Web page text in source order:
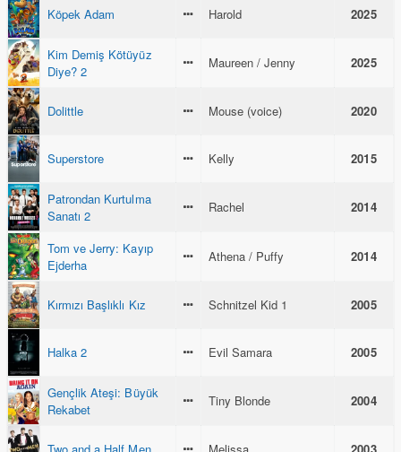
Köpek Adam Harold 2025
Kim Demiş Kötüyüz
Diye? 2
Maureen / Jenny 2025
Dolittle Mouse (voice) 2020
Superstore Kelly 2015
Patrondan Kurtulma
Sanatı 2
Rachel 2014
Tom ve Jerry: Kayıp
Ejderha
Athena / Puffy 2014
Kırmızı Başlıklı Kız Schnitzel Kid 1 2005
Halka 2 Evil Samara 2005
Gençlik Ateşi: Büyük
Rekabet
Tiny Blonde 2004